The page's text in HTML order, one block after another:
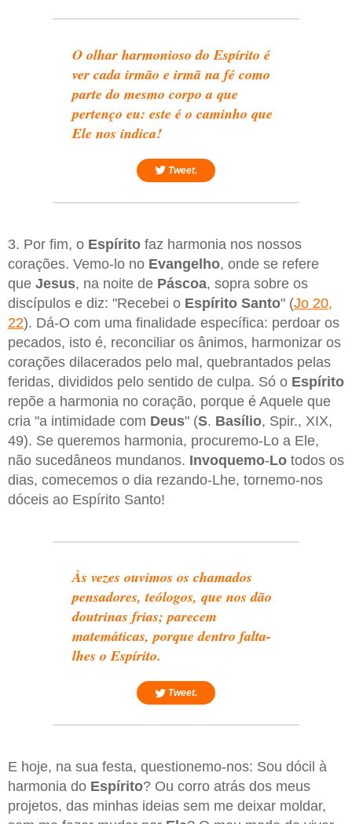
O olhar harmonioso do Espírito é
ver cada irmão e irmã na fé como
parte do mesmo corpo a que
pertenço eu: este é o caminho que
Ele nos indica!
Tweet.
3. Por fim, o Espírito faz harmonia nos nossos
corações. Vemo-lo no Evangelho, onde se refere
que Jesus, na noite de Páscoa, sopra sobre os
discípulos e diz: "Recebei o Espírito Santo" (Jo 20,
22). Dá-O com uma finalidade específica: perdoar os
pecados, isto é, reconciliar os ânimos, harmonizar os
corações dilacerados pelo mal, quebrantados pelas
feridas, divididos pelo sentido de culpa. Só o Espírito
repõe a harmonia no coração, porque é Aquele que
cria "a intimidade com Deus" (S. Basílio, Spir., XIX,
49). Se queremos harmonia, procuremo-Lo a Ele,
não sucedâneos mundanos. Invoquemo-Lo todos os
dias, comecemos o dia rezando-Lhe, tornemo-nos
dóceis ao Espírito Santo!
Às vezes ouvimos os chamados
pensadores, teólogos, que nos dão
doutrinas frias; parecem
matemáticas, porque dentro falta-
lhes o Espírito.
Tweet.
E hoje, na sua festa, questionemo-nos: Sou dócil à
harmonia do Espírito? Ou corro atrás dos meus
projetos, das minhas ideias sem me deixar moldar,